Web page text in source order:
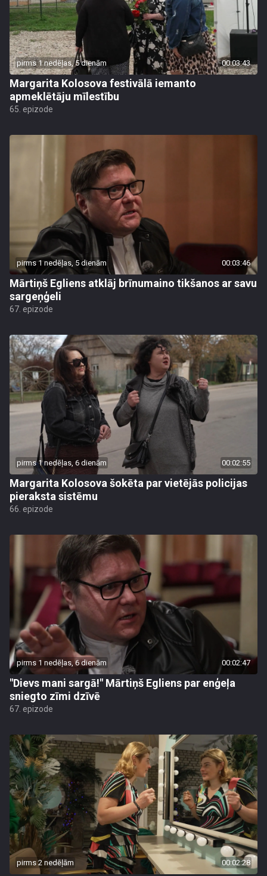
pirms 1 nedēļas, 5 dienām 00:03:43
Margarita Kolosova festivālā iemanto
apmeklētāju mīlestību
65. epizode
pirms 1 nedēļas, 5 dienām 00:03:46
Mārtiņš Egliens atklāj brīnumaino tikšanos ar savu
sargeņģeli
67. epizode
pirms 1 nedēļas, 6 dienām 00:02:55
Margarita Kolosova šokēta par vietējās policijas
pieraksta sistēmu
66. epizode
pirms 1 nedēļas, 6 dienām 00:02:47
"Dievs mani sargā!" Mārtiņš Egliens par enģeļa
sniegto zīmi dzīvē
67. epizode
pirms 2 nedēļām 00:02:28